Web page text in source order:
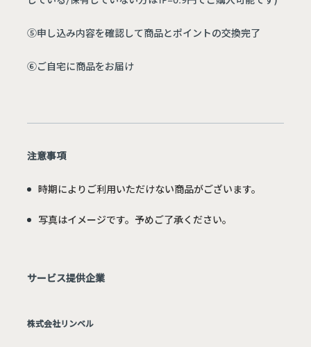
⑤申し込み内容を確認して商品とポイントの交換完了
⑥ご自宅に商品をお届け
注意事項
時期によりご利用いただけない商品がございます。
写真はイメージです。予めご了承ください。
サービス提供企業
株式会社リンベル